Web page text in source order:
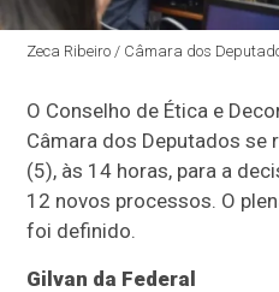
Zeca Ribeiro / Câmara dos
O Conselho de Ética e
Câmara dos Deputados se
(5), às 14 horas, para a
12 novos processos. O
foi definido.
Gilvan da Federal